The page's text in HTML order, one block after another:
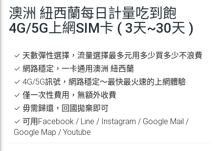
澳洲 紐西蘭每日計量吃到飽
4G/5G上網SIM卡 ( 3天~30天 )
✓ 天數彈性選擇，流量選擇最多元用多少買多少不浪費
✓ 網路穩定，一卡通用澳洲 紐西蘭
✓ 4G/5G訊號，網路穩定～最快最火速的上網體驗
✓ 僅一次性費用，無額外收費
✓ 毋需歸還，回國拋棄即可
✓ 可用Facebook / Line / Instagram / Google Mail /
Google Map / Youtube